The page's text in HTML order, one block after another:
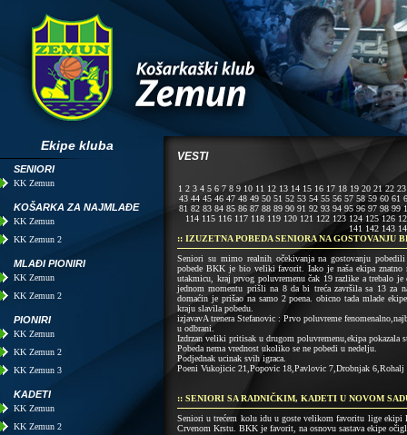
Ekipe kluba
SENIORI
KK Zemun
KOŠARKA ZA NAJMLAĐE
KK Zemun
KK Zemun 2
MLAĐI PIONIRI
KK Zemun
KK Zemun 2
PIONIRI
KK Zemun
KK Zemun 2
KK Zemun 3
KADETI
KK Zemun
KK Zemun 2
VESTI
1 2 3 4 5 6 7 8 9 10 11 12 13 14 15 16 17 18 19 20 21 22 23
43 44 45 46 47 48 49 50 51 52 53 54 55 56 57 58 59 60 61
81 82 83 84 85 86 87 88 89 90 91 92 93 94 95 96 97 98 99
114 115 116 117 118 119 120 121 122 123 124 125 126
141 142 143
:: IZUZETNA POBEDA SENIORA NA GOSTOVANJU
Seniori su mimo realnih očekivanja na gostovanju
pobede BKK je bio veliki favorit. Iako je naša ekipa
utakmicu, kraj prvog poluvremenu čak 19 razlike a trebalo
jednom momentu prišli na 8 da bi treća završila sa 13 za
domaćin je prišao na samo 2 poena. obicno tada mlade
kraju slavila pobedu.
izjavavA trenera Stefanovic : Prvo poluvreme
u odbrani.
Izdrzan veliki pritisak u drugom poluvremenu,ekipa pokazala
Pobeda nema vrednost ukoliko se ne pobedi u nedelju.
Podjednak ucinak svih igraca.
Poeni Vukojicic 21,Popovic 18,Pavlovic 7,Drobnjak
:: SENIORI SA RADNIČKIM, KADETI U NOVOM
Seniori u trećem kolu idu u goste velikom favoritu lige
Crvenom Krstu. BKK je favorit, na osnovu sastava ekipe